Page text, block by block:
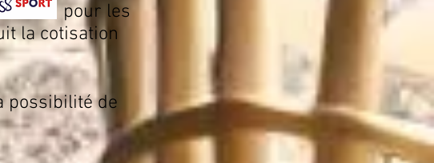
les pour les
la cotisation
possibilité de